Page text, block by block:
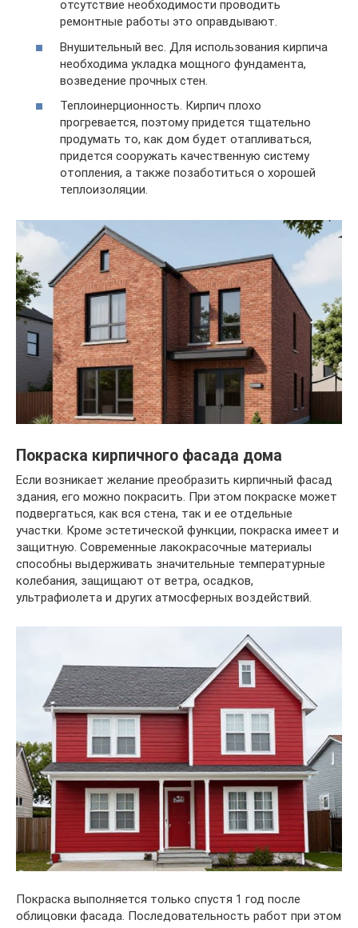
отсутствие необходимости проводить
ремонтные работы это оправдывают.
Внушительный вес. Для использования кирпича
необходима укладка мощного фундамента,
возведение прочных стен.
Теплоинерционность. Кирпич плохо
прогревается, поэтому придется тщательно
продумать то, как дом будет отапливаться,
придется сооружать качественную систему
отопления, а также позаботиться о хорошей
теплоизоляции.
Покраска кирпичного фасада дома
Если возникает желание преобразить кирпичный фасад
здания, его можно покрасить. При этом покраске может
подвергаться, как вся стена, так и ее отдельные
участки. Кроме эстетической функции, покраска имеет и
защитную. Современные лакокрасочные материалы
способны выдерживать значительные температурные
колебания, защищают от ветра, осадков,
ультрафиолета и других атмосферных воздействий.
Покраска выполняется только спустя 1 год после
облицовки фасада. Последовательность работ при этом